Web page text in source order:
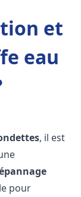
et
eau
, il est
pour